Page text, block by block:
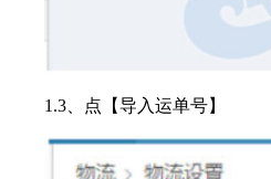
1.3、点【导入运单号】